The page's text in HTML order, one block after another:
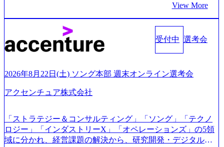
s/20240925162633_7242d0de-3e54-4f03-b076-00318d5c0dff_120
0x644.webp レバレジーズ株式会社 会社説明資料 (https://spea
kerdeck.com/leverages/leverages-hui-she-shao-jie-zi-liao-zhong-tu-
cai-yong-xiang-ke) 「働く人」「事業・サービス」「カルチャ
ー」など、レバレジーズのリアルを取り上げています！ (htt
「外国人留学生等受入環境整備事業委託業務」を受託 (http
s://prtimes.jp/main/html/rd/p/000000612.000010591.html) レバレ
ジーズ、モチベーション管理システム「NALYSYS」リリー
m/@leveragesCh) レバレジーズで活躍するメンバー紹介！〜
管理職種編 〜 (https://www.youtube.com/watch?v=RETwZKac2
UI) レバレジーズで活躍するメンバー紹介！〜 営業職種編
View More
受付中 選考会
2026年8月22日(土) ソング本部 週末オンライン選考会
アクセンチュア株式会社
「ストラテジー＆コンサルティング」「ソング」「テクノ
ロジー」「インダストリーX」「オペレーションズ」の5領
域に分かれ、経営課題の解決から、研究開発・デジタル・